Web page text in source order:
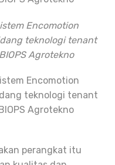
Encomotion
teknologi tenant
Agrotekno
Encomotion
teknologi tenant
Agrotekno
perangkat itu